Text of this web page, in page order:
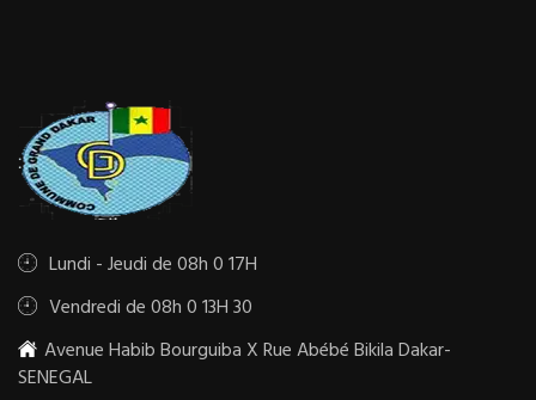
Lundi - Jeudi de 08h 0 17H
Vendredi de 08h 0 13H 30
Avenue Habib Bourguiba X Rue Abébé Bikila Dakar-
SENEGAL